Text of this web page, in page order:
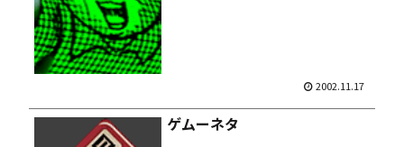
2002.11.17
ゲムーネタ